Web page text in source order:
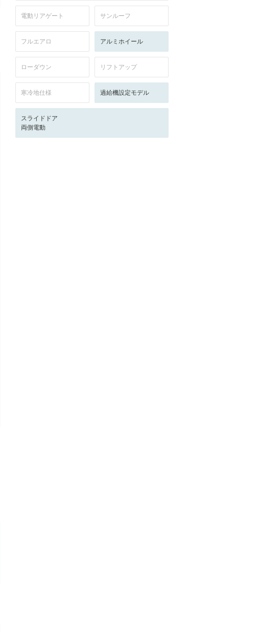
電動リアゲート サンルーフ
フルエアロ アルミホイール
ローダウン リフトアップ
寒冷地仕様 過給機設定モデル
スライドドア
両側電動